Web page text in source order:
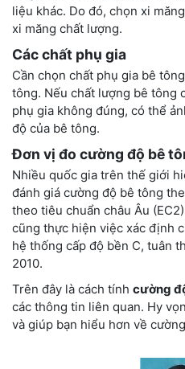
liệu khác. Do đó, chọn xi
xi măng chất lượng.
Các chất phụ gia
Cần chọn chất phụ gia bê
tông. Nếu chất lượng bê tông
phụ gia không đúng, có thể
độ của bê tông.
Đơn vị đo cường độ bê
Nhiều quốc gia trên thế giới
đánh giá cường độ bê tông
theo tiêu chuẩn châu Âu
cũng thực hiện việc xác định
hệ thống cấp độ bền C, tuân
2010.
Trên đây là cách tính cường
các thông tin liên quan. Hy
và giúp bạn hiểu hơn về